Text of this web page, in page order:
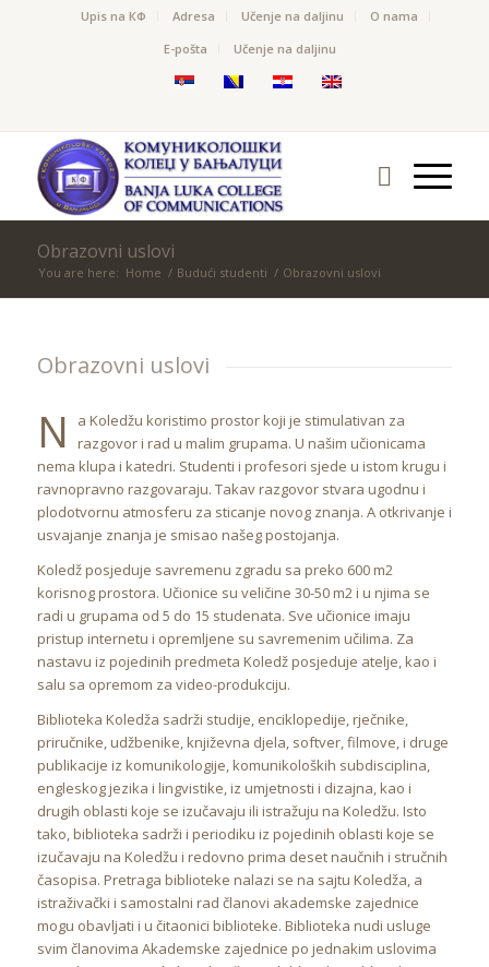
Upis na КФ Adresa Učenje na daljinu
O nama
Е-pošta
Učenje na daljinu
Obrazovni uslovi
You are here: Home / Budući studenti / Obrazovni uslovi
Obrazovni uslovi
N
a Koledžu koristimo prostor koji je stimulativan za
razgovor i rad u malim grupama. U našim učionicama
nema klupa i katedri. Studenti i profesori sjede u istom krugu i
ravnopravno razgovaraju. Takav razgovor stvara ugodnu i
plodotvornu atmosferu za sticanje novog znanja. A otkrivanje i
usvajanje znanja je smisao našeg postojanja.
Koledž posjeduje savremenu zgradu sa preko 600 m2
korisnog prostora. Učionice su veličine 30-50 m2 i u njima se
radi u grupama od 5 do 15 studenata. Sve učionice imaju
pristup internetu i opremljene su savremenim učilima. Za
nastavu iz pojedinih predmeta Koledž posjeduje atelje, kao i
salu sa opremom za video-produkciju.
Biblioteka Koledža sadrži studije, enciklopedije, rječnike,
priručnike, udžbenike, književna djela, softver, filmove, i druge
publikacije iz komunikologije, komunikoloških subdisciplina,
engleskog jezika i lingvistike, iz umjetnosti i dizajna, kao i
drugih oblasti koje se izučavaju ili istražuju na Koledžu. Isto
tako, biblioteka sadrži i periodiku iz pojedinih oblasti koje se
izučavaju na Koledžu i redovno prima deset naučnih i stručnih
časopisa. Pretraga biblioteke nalazi se na sajtu Koledža, a
istraživački i samostalni rad članovi akademske zajednice
mogu obavljati i u čitaonici biblioteke. Biblioteka nudi usluge
svim članovima Akademske zajednice po jednakim uslovima